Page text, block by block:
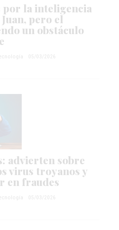
por la inteligencia
pero el
un obstáculo
05/03/2026
advierten sobre
virus troyanos y
en fraudes
05/03/2026